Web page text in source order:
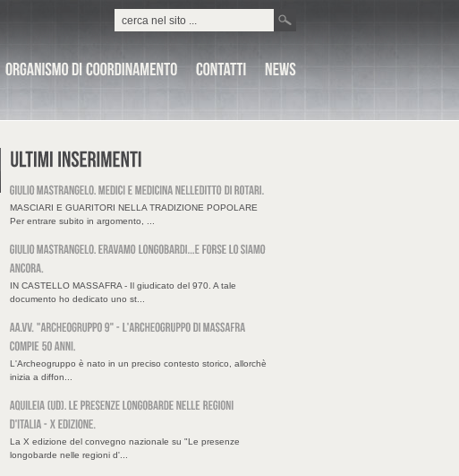
MASCIARI E GUARITORI NELLA TRADIZIONE POPOLARE
Per entrare subito in argomento, ...
IN CASTELLO MASSAFRA - Il giudicato del 970. A tale
documento ho dedicato uno st...
L'Archeogruppo è nato in un preciso contesto storico, allorchè
inizia a diffon...
La X edizione del convegno nazionale su "Le presenze
longobarde nelle regioni d'...